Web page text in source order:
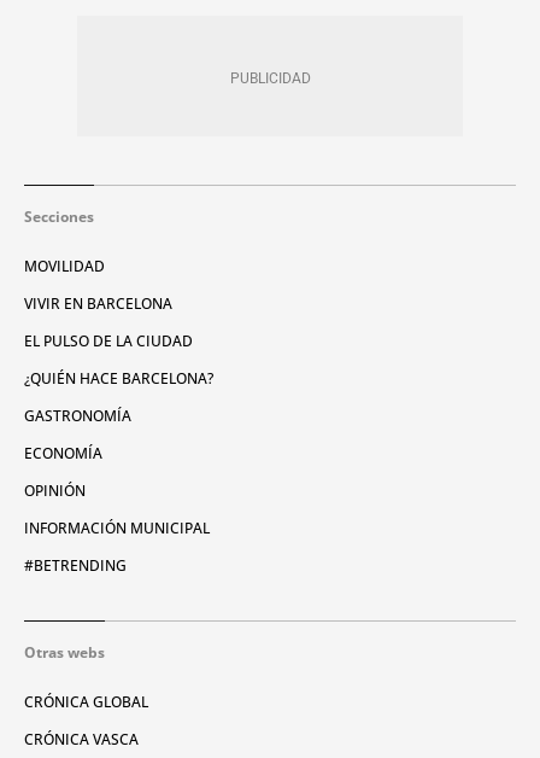
Secciones
MOVILIDAD
VIVIR EN BARCELONA
EL PULSO DE LA CIUDAD
¿QUIÉN HACE BARCELONA?
GASTRONOMÍA
ECONOMÍA
OPINIÓN
INFORMACIÓN MUNICIPAL
#BETRENDING
Otras webs
CRÓNICA GLOBAL
CRÓNICA VASCA